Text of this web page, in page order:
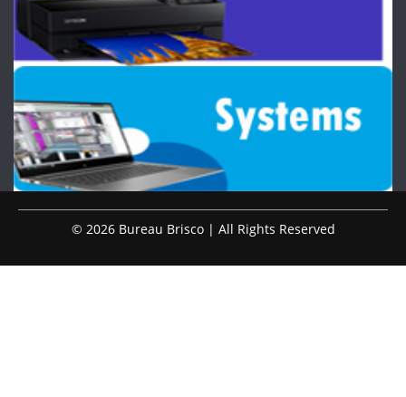
© 2026 Bureau Brisco | All Rights Reserved